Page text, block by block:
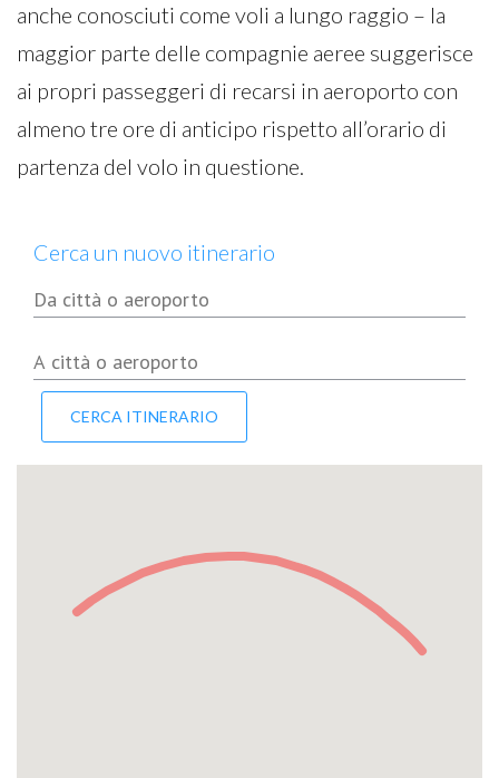
anche conosciuti come voli a lungo raggio – la
maggior parte delle compagnie aeree suggerisce
ai propri passeggeri di recarsi in aeroporto con
almeno tre ore di anticipo rispetto all’orario di
partenza del volo in questione.
Cerca un nuovo itinerario